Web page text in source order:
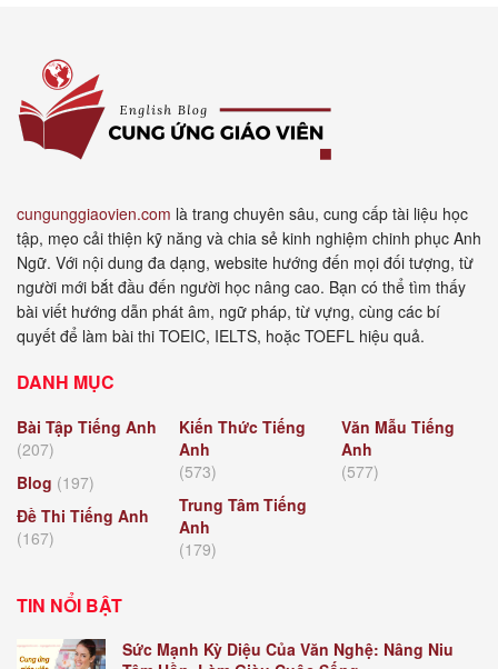
cungunggiaovien.com là trang chuyên sâu, cung cấp tài liệu học
tập, mẹo cải thiện kỹ năng và chia sẻ kinh nghiệm chinh phục Anh
Ngữ. Với nội dung đa dạng, website hướng đến mọi đối tượng, từ
người mới bắt đầu đến người học nâng cao. Bạn có thể tìm thấy
bài viết hướng dẫn phát âm, ngữ pháp, từ vựng, cùng các bí
quyết để làm bài thi TOEIC, IELTS, hoặc TOEFL hiệu quả.
DANH MỤC
Bài Tập Tiếng Anh
(207)
Blog (197)
Đề Thi Tiếng Anh
(167)
Kiến Thức Tiếng
Anh
(573)
Trung Tâm Tiếng
Anh
(179)
Văn Mẫu Tiếng
Anh
(577)
TIN NỔI BẬT
Sức Mạnh Kỳ Diệu Của Văn Nghệ: Nâng Niu